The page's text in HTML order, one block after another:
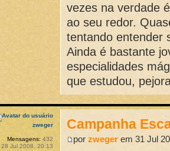
vezes na verdade
ao seu redor.
tentando entender
Ainda é bastante
especialidades
que estudou,
Campanha
porzweger em 31 Jul
zweger
Mensagens: 432
28 Jul 2008, 20:13